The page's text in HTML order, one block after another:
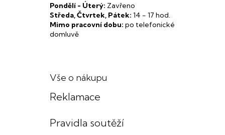
Pondělí - Úterý: Zavřeno
Středa, Čtvrtek, Pátek: 14 - 17 hod.
Mimo pracovní dobu: po telefonické
domluvě
Vše o nákupu
Reklamace
Pravidla soutěží